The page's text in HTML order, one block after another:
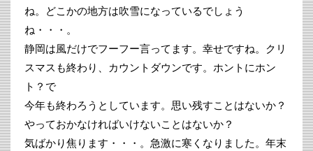
ね。どこかの地方は吹雪になっているでしょう
ね・・・。
静岡は風だけでフーフー言ってます。幸せですね。クリ
スマスも終わり、カウントダウンです。ホントにホン
ト？で
今年も終わろうとしています。思い残すことはないか？
やっておかなければいけないことはないか？
気ばかり焦ります・・・。急激に寒くなりました。年末